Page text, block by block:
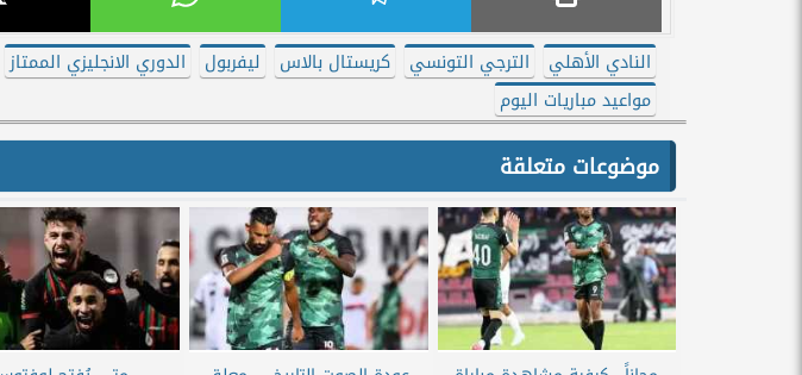
النادي الأهلي الترجي التونسي كريستال بالاس ليفربول الدوري الانجليزي الممتاز
مواعيد مباريات اليوم
موضوعات متعلقة